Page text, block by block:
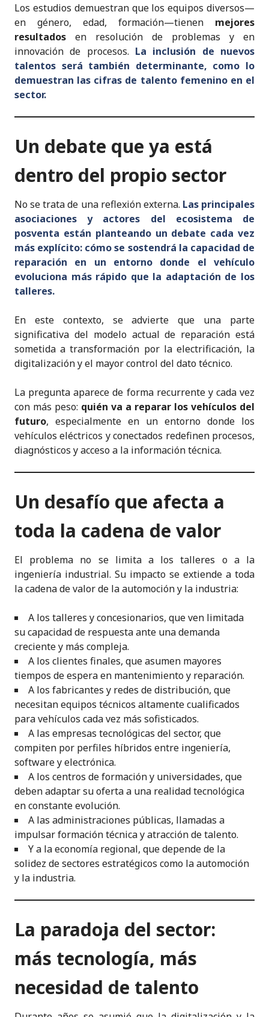
Los estudios demuestran que los equipos diversos—
en género, edad, formación—tienen mejores
resultados en resolución de problemas y en
innovación de procesos. La inclusión de nuevos
talentos será también determinante, como lo
demuestran las cifras de talento femenino en el
sector.
Un debate que ya está
dentro del propio sector
No se trata de una reflexión externa. Las principales
asociaciones y actores del ecosistema de
posventa están planteando un debate cada vez
más explícito: cómo se sostendrá la capacidad de
reparación en un entorno donde el vehículo
evoluciona más rápido que la adaptación de los
talleres.
En este contexto, se advierte que una parte
significativa del modelo actual de reparación está
sometida a transformación por la electrificación, la
digitalización y el mayor control del dato técnico.
La pregunta aparece de forma recurrente y cada vez
con más peso: quién va a reparar los vehículos del
futuro, especialmente en un entorno donde los
vehículos eléctricos y conectados redefinen procesos,
diagnósticos y acceso a la información técnica.
Un desafío que afecta a
toda la cadena de valor
El problema no se limita a los talleres o a la
ingeniería industrial. Su impacto se extiende a toda
la cadena de valor de la automoción y la industria:
A los talleres y concesionarios, que ven limitada
su capacidad de respuesta ante una demanda
creciente y más compleja.
A los clientes finales, que asumen mayores
tiempos de espera en mantenimiento y reparación.
A los fabricantes y redes de distribución, que
necesitan equipos técnicos altamente cualificados
para vehículos cada vez más sofisticados.
A las empresas tecnológicas del sector, que
compiten por perfiles híbridos entre ingeniería,
software y electrónica.
A los centros de formación y universidades, que
deben adaptar su oferta a una realidad tecnológica
en constante evolución.
A las administraciones públicas, llamadas a
impulsar formación técnica y atracción de talento.
Y a la economía regional, que depende de la
solidez de sectores estratégicos como la automoción
y la industria.
La paradoja del sector:
más tecnología, más
necesidad de talento